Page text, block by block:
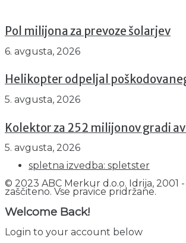
Pol milijona za prevoze šolarjev
6. avgusta, 2026
Helikopter odpeljal
5. avgusta, 2026
Kolektor za 252 milijonov gradi
5. avgusta, 2026
spletna izvedba: spletster
© 2023 ABC Merkur d.o.o. Idrija, 2001
zaščiteno. Vse pravice pridržane.
Welcome Back!
Login to your account below